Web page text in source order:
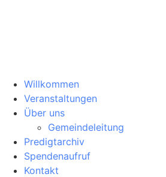
Willkommen
Veranstaltungen
Über uns
Gemeindeleitung
Predigtarchiv
Spendenaufruf
Kontakt